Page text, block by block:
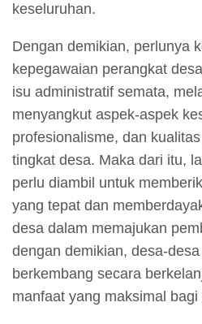
keseluruhan.
Dengan demikian, perlunya
kepegawaian perangkat
isu administratif semata,
menyangkut aspek-aspek
profesionalisme, dan
tingkat desa. Maka dari itu,
perlu diambil untuk
yang tepat dan
desa dalam memajukan
dengan demikian, desa-
berkembang secara
manfaat yang maksimal